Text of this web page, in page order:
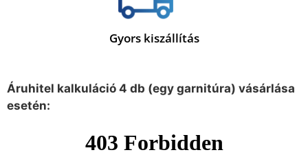
Gyors kiszállítás
Áruhitel kalkuláció 4 db (egy garnitúra) vásárlása
esetén: